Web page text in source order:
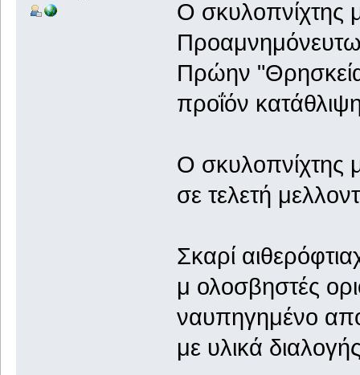
Ο σκυλοπνίχτης
Πρώην
προΐόν
Ο σκυλοπνίχτης
σε τελετή
Σκαρί
μ ολοσβηστές
ναυπηγημένο
με υλικά